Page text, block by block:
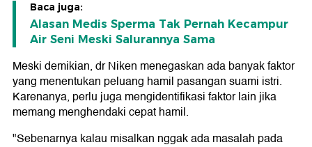
Baca juga:
Alasan Medis Sperma Tak Pernah Kecampur
Air Seni Meski Salurannya Sama
Meski demikian, dr Niken menegaskan ada banyak faktor
yang menentukan peluang hamil pasangan suami istri.
Karenanya, perlu juga mengidentifikasi faktor lain jika
memang menghendaki cepat hamil.
"Sebenarnya kalau misalkan nggak ada masalah pada